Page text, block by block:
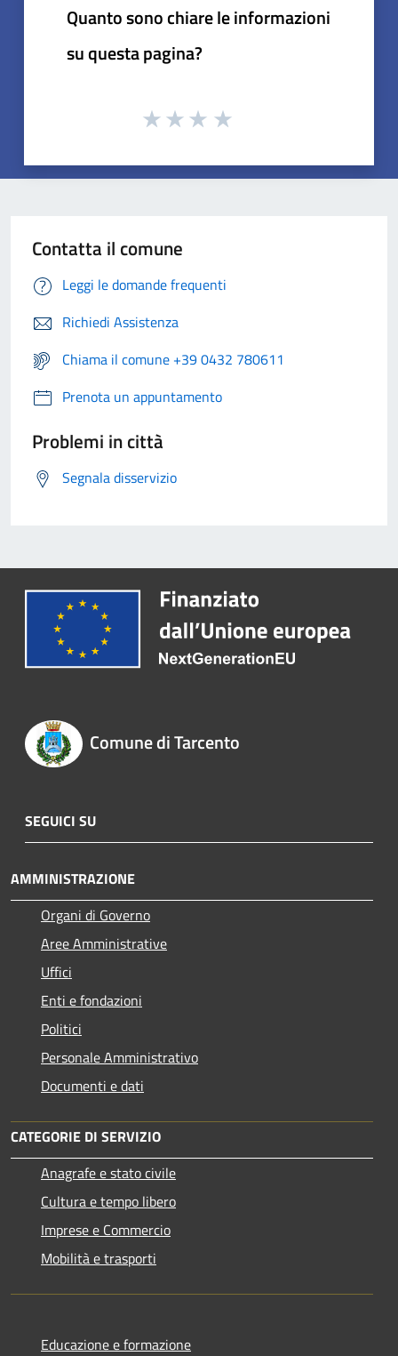
Quanto sono chiare le informazioni
su questa pagina?
Contatta il comune
Leggi le domande frequenti
Richiedi Assistenza
Chiama il comune +39 0432 780611
Prenota un appuntamento
Problemi in città
Segnala disservizio
Comune di Tarcento
SEGUICI SU
AMMINISTRAZIONE
Organi di Governo
Aree Amministrative
Uffici
Enti e fondazioni
Politici
Personale Amministrativo
Documenti e dati
CATEGORIE DI SERVIZIO
Anagrafe e stato civile
Cultura e tempo libero
Imprese e Commercio
Mobilità e trasporti
Educazione e formazione